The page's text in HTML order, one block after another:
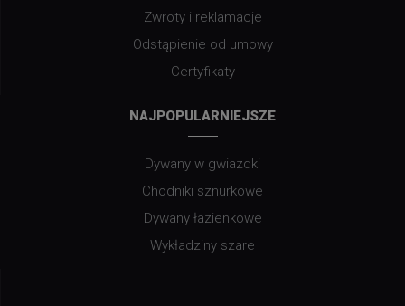
Zwroty i reklamacje
Odstąpienie od umowy
Certyfikaty
NAJPOPULARNIEJSZE
Dywany w gwiazdki
Chodniki sznurkowe
Dywany łazienkowe
Wykładziny szare